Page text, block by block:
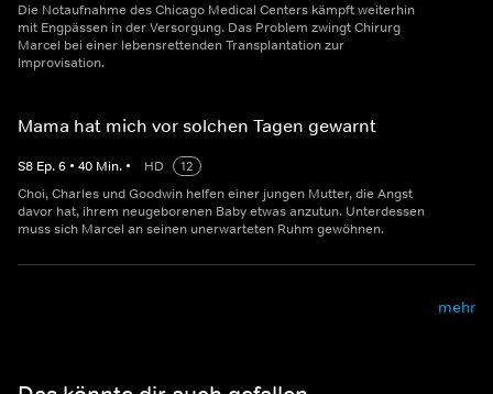
Die Notaufnahme des Chicago Medical Centers kämpft weiterhin
mit Engpässen in der Versorgung. Das Problem zwingt Chirurg
Marcel bei einer lebensrettenden Transplantation zur
Improvisation.
Mama hat mich vor solchen Tagen gewarnt
S8 Ep.6 • 40 Min. • HD
12
Choi, Charles und Goodwin helfen einer jungen Mutter, die Angst
davor hat, ihrem neugeborenen Baby etwas anzutun. Unterdessen
muss sich Marcel an seinen unerwarteten Ruhm gewöhnen.
mehr